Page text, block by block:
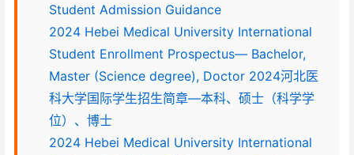
Student Admission Guidance
2024 Hebei Medical University International
Student Enrollment Prospectus— Bachelor,
Master (Science degree), Doctor 2024河北医
科大学国际学生招生简章—本科、硕士（科学学
位）、博士
2024 Hebei Medical University International